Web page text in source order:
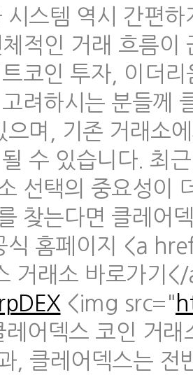
시스템 역시 간편
적인 거래 흐름이
코인 투자, 이더
려하시는 분들께
으며, 기존 거래소
수 있습니다. 최
선택의 중요성이
찾는다면 클레어
식 홈페이지 <a
거래소 바로가기
<img src="
어덱스 코인 거래
, 클레어덱스는 전